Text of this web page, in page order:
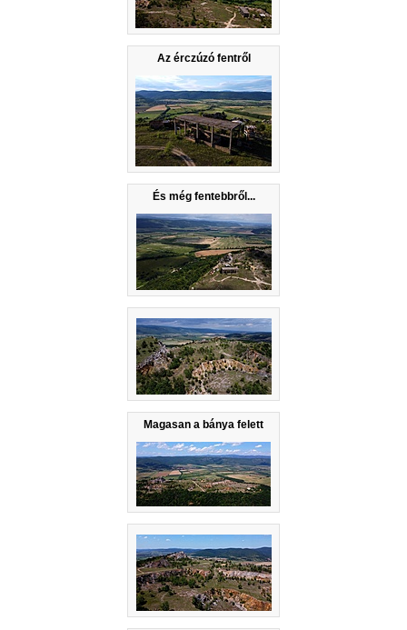
Az érczúzó fentről
És még fentebbről...
Magasan a bánya felett